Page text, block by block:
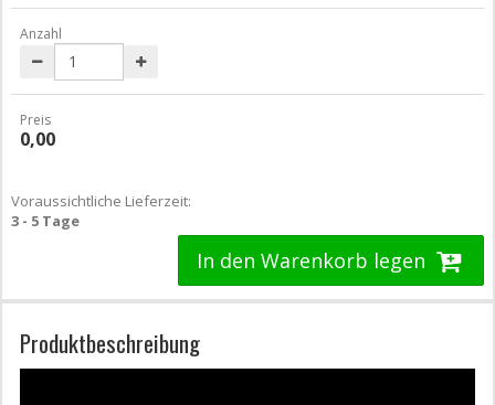
Anzahl
Preis
0,00
Voraussichtliche Lieferzeit:
3 - 5 Tage
In den Warenkorb legen
Produktbeschreibung